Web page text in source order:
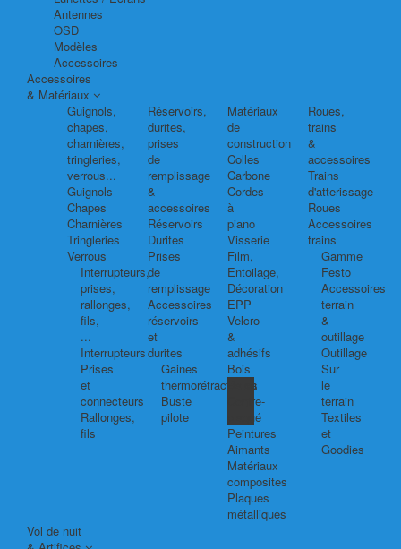
Antennes
OSD
Modèles
Accessoires
Accessoires
& Matériaux
Guignols,
chapes,
charnières,
tringleries,
verrous...
Guignols
Chapes
Charnières
Tringleries
Verrous
Interrupteurs,
prises,
rallonges,
fils,
...
Interrupteurs
Prises
et
connecteurs
Rallonges,
fils
Réservoirs,
durites,
prises
de
remplissage
&
accessoires
Réservoirs
Durites
Prises
de
remplissage
Accessoires
réservoirs
et
durites
Gaines
thermorétractables
Buste
pilote
Matériaux
de
construction
Colles
Carbone
Cordes
à
piano
Visserie
Film,
Entoilage,
Décoration
EPP
Velcro
&
adhésifs
Bois
Balsa
Contre-
plaqué
Peintures
Aimants
Matériaux
composites
Plaques
métalliques
Roues,
trains
&
accessoires
Trains
d'atterissage
Roues
Accessoires
trains
Gamme
Festo
Accessoires
terrain
&
outillage
Outillage
Sur
le
terrain
Textiles
et
Goodies
Vol de nuit